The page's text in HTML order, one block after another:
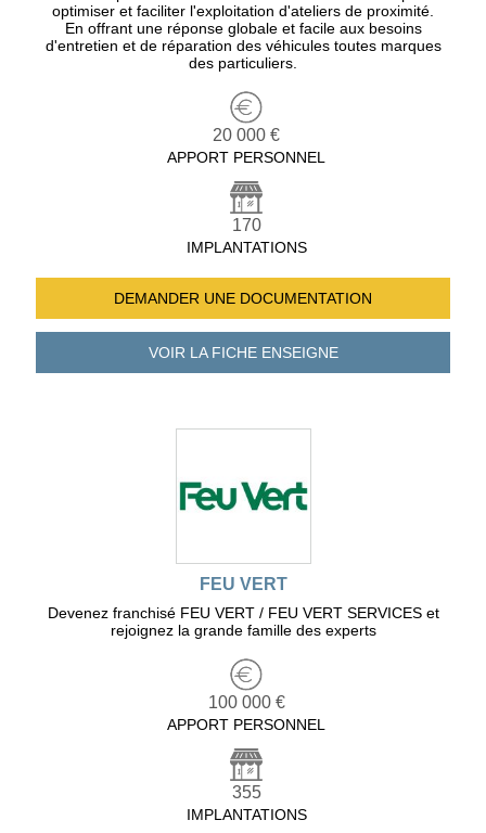
optimiser et faciliter l'exploitation d'ateliers de proximité.
En offrant une réponse globale et facile aux besoins
d'entretien et de réparation des véhicules toutes marques
des particuliers.
20 000 €
APPORT PERSONNEL
170
IMPLANTATIONS
DEMANDER UNE DOCUMENTATION
VOIR LA FICHEENSEIGNE
FEU VERT
Devenez franchisé FEU VERT / FEU VERT SERVICES et
rejoignez la grande famille des experts
100 000 €
APPORT PERSONNEL
355
IMPLANTATIONS